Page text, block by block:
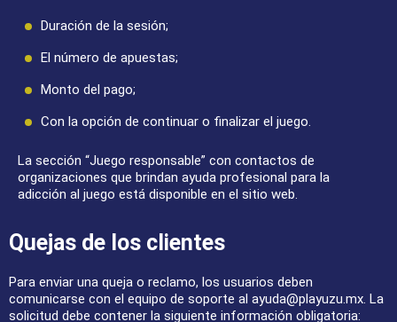
Duración de la sesión;
El número de apuestas;
Monto del pago;
Con la opción de continuar o finalizar el juego.
La sección “Juego responsable” con contactos de
organizaciones que brindan ayuda profesional para la
adicción al juego está disponible en el sitio web.
Quejas de los clientes
Para enviar una queja o reclamo, los usuarios deben
comunicarse con el equipo de soporte al ayuda@playuzu.mx. La
solicitud debe contener la siguiente información obligatoria: